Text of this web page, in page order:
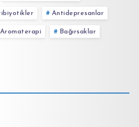
Antidepresanlar
Aromaterapi Bağırsaklar